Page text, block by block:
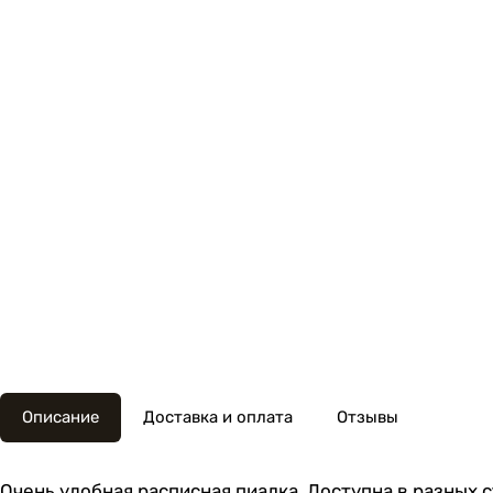
Описание Доставка и оплата Отзывы